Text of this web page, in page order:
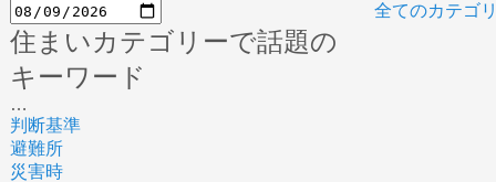
住まいカテゴリーで話題の
キーワード
…
判断基準
避難所
災害時
全てのカテゴ